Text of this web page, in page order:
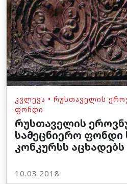
ᲙᲕᲚᲔᲕᲐ • ᲠᲣᲡᲗᲐᲕᲔᲚᲘᲡ
ᲤᲝᲜᲓᲘ
რუსთაველის
სამეცნიერო ფონდი
კონკურსს აცხადებს
10.03.2018